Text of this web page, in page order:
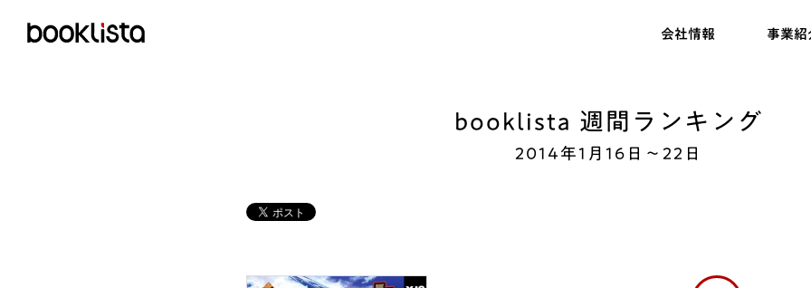
会社情報 事業紹
booklista 週間ランキング
2014年1月16日～22日